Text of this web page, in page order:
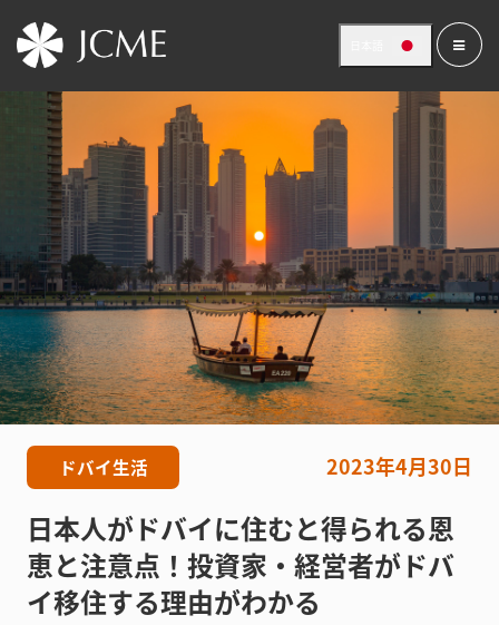
ドバイ生活 2023年4月30日
日本人がドバイに住むと得られる恩
恵と注意点！投資家・経営者がドバ
イ移住する理由がわかる